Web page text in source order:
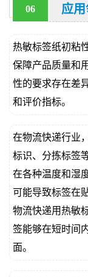
06 应
热敏标签纸初粘
保障产品质量和
性的要求存在差
和评价指标。
在物流快递行业
标识、分拣标签
在各种温度和湿
可能导致标签在
物流快递用热敏
签能够在短时间
面。